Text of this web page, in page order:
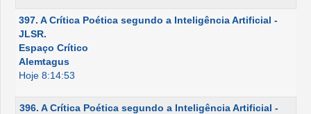
397. A Crítica Poética segundo a Inteligência Artificial -
JLSR.
Espaço Crítico
Alemtagus
Hoje 8:14:53
396. A Crítica Poética segundo a Inteligência Artificial -